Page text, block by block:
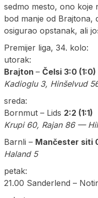
sedmo mesto, ono koje
bod manje od Brajtona,
osigurao opstanak, ali
Premijer liga, 34. kolo:
utorak:
Brajton – Čelsi 3:0 (1:0)
Kadioglu 3, Hinšelvud
sreda:
Bornmut – Lids 2:2 (1:1)
Krupi 60, Rajan 86 —
Barnli – Mančester siti
Haland 5
petak:
21.00 Sanderlend –